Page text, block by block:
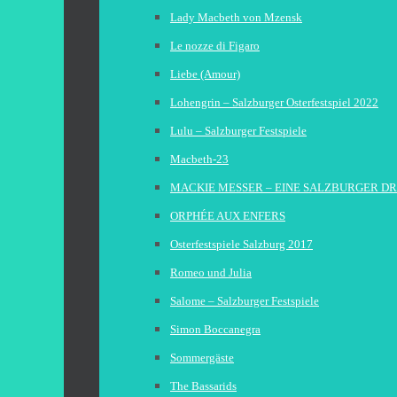
Lady Macbeth von Mzensk
Le nozze di Figaro
Liebe (Amour)
Lohengrin – Salzburger Osterfestspiel 2022
Lulu – Salzburger Festspiele
Macbeth-23
MACKIE MESSER – EINE SALZBURGER
ORPHÉE AUX ENFERS
Osterfestspiele Salzburg 2017
Romeo und Julia
Salome – Salzburger Festspiele
Simon Boccanegra
Sommergäste
The Bassarids